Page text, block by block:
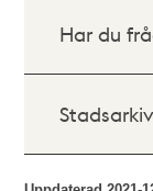
Har du